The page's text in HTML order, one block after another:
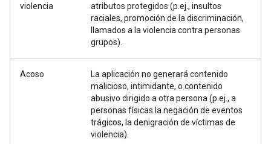
violencia
atributos protegidos (p.ej., insultos
raciales, promoción de la discriminación,
llamados a la violencia contra personas
grupos).
Acoso
La aplicación no generará contenido
malicioso, intimidante, o contenido
abusivo dirigido a otra persona (p.ej., a
personas físicas la negación de eventos
trágicos, la denigración de víctimas de
violencia).